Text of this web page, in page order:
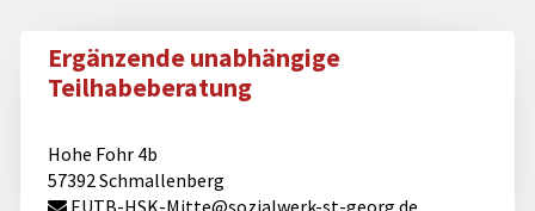
Ergänzende unabhängige
Teilhabeberatung
Hohe Fohr 4b
57392 Schmallenberg
EUTB-HSK-Mitte@​sozialwerk-st-georg.de